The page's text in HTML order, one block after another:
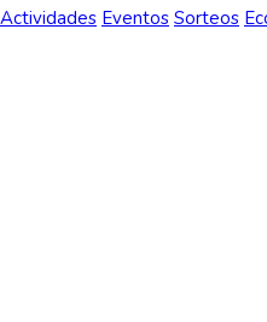
Actividades Eventos Sorteos